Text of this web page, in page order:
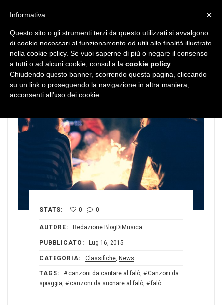
STATS: 0 0
AUTORE: Redazione BlogDiMusica
PUBBLICATO: Lug 16, 2015
CATEGORIA: Classifiche News
TAGS: canzoni da cantare al falò
Canzoni da
spiaggia
canzoni da suonare al falò falò
×
Informativa
Questo sito o gli strumenti terzi da questo utilizzati si avvalgono
di cookie necessari al funzionamento ed utili alle finalità illustrate
nella cookie policy. Se vuoi saperne di più o negare il consenso
a tutti o ad alcuni cookie, consulta la cookie policy
Chiudendo questo banner, scorrendo questa pagina, cliccando
su un link o proseguendo la navigazione in altra maniera,
acconsenti all’uso dei cookie.